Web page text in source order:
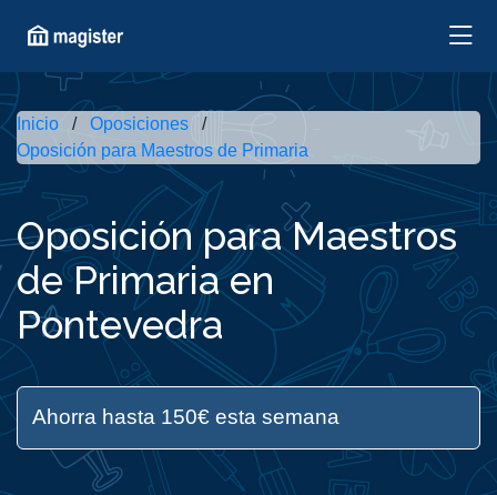
Inicio
Oposiciones
Oposición para Maestros de Primaria
Oposición para Maestros
de Primaria en
Pontevedra
Ahorra hasta 150€ esta semana